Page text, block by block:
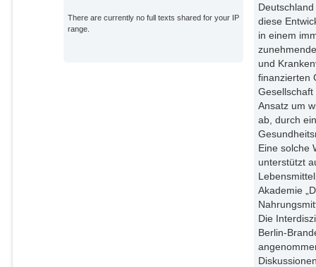
There are currently no full texts shared for your IP
range.
diese
in einem
und
finanzierten
Ansatz um
ab, durch
Eine solche
unterstützt
Akademie
Die
Berlin-